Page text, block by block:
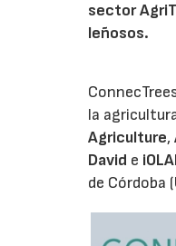
sector
leñosos.
la
Agriculture,
David e
de Córdoba